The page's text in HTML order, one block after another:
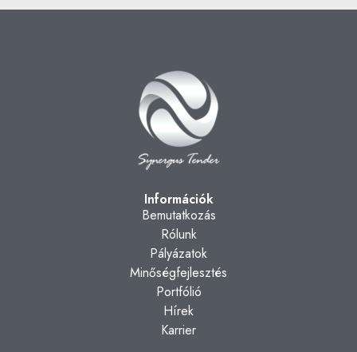
Információk
Bemutatkozás
Rólunk
Pályázatok
Minőségfejlesztés
Portfólió
Hírek
Karrier